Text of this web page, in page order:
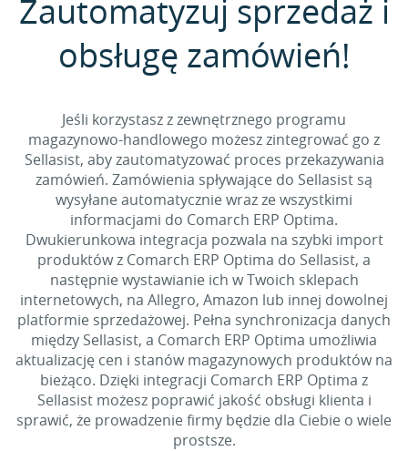
Zautomatyzuj sprzedaż i
obsługę zamówień!
Jeśli korzystasz z zewnętrznego programu
magazynowo-handlowego możesz zintegrować go z
Sellasist, aby zautomatyzować proces przekazywania
zamówień. Zamówienia spływające do Sellasist są
wysyłane automatycznie wraz ze wszystkimi
informacjami do Comarch ERP Optima.
Dwukierunkowa integracja pozwala na szybki import
produktów z Comarch ERP Optima do Sellasist, a
następnie wystawianie ich w Twoich sklepach
internetowych, na Allegro, Amazon lub innej dowolnej
platformie sprzedażowej. Pełna synchronizacja danych
między Sellasist, a Comarch ERP Optima umożliwia
aktualizację cen i stanów magazynowych produktów na
bieżąco. Dzięki integracji Comarch ERP Optima z
Sellasist możesz poprawić jakość obsługi klienta i
sprawić, że prowadzenie firmy będzie dla Ciebie o wiele
prostsze.